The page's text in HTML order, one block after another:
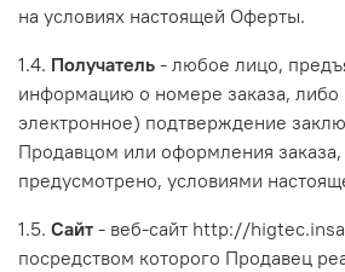
на условиях настоящей Оферты.
1.4. Получатель - любое лицо,
информацию о номере заказа, либо
электронное) подтверждение
Продавцом или оформления
предусмотрено, условиями
1.5. Сайт - веб-сайт http://
посредством которого Продавец